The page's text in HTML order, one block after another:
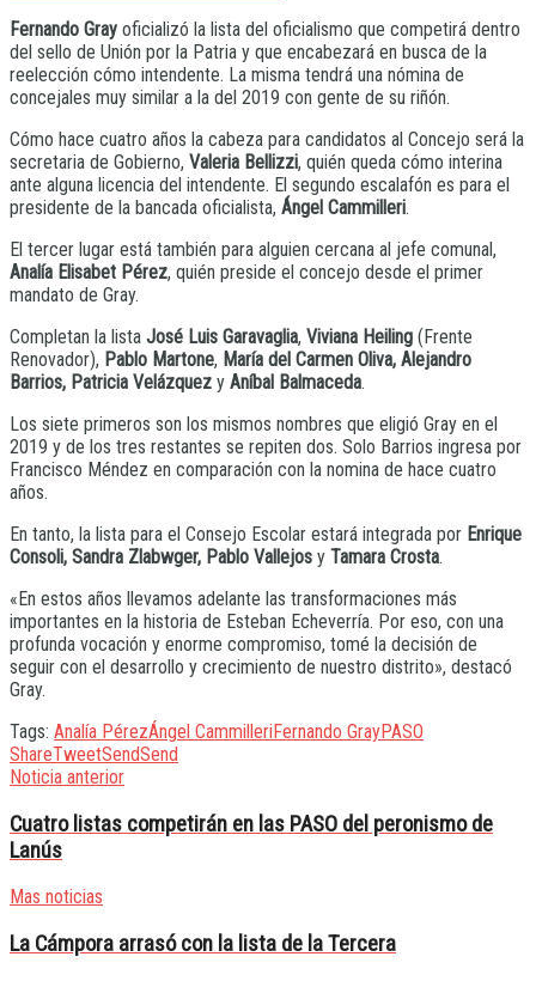
Fernando Gray oficializó la lista del oficialismo que competirá dentro
del sello de Unión por la Patria y que encabezará en busca de la
reelección cómo intendente. La misma tendrá una nómina de
concejales muy similar a la del 2019 con gente de su riñón.
Cómo hace cuatro años la cabeza para candidatos al Concejo será la
secretaria de Gobierno, Valeria Bellizzi, quién queda cómo interina
ante alguna licencia del intendente. El segundo escalafón es para el
presidente de la bancada oficialista, Ángel Cammilleri.
El tercer lugar está también para alguien cercana al jefe comunal,
Analía Elisabet Pérez, quién preside el concejo desde el primer
mandato de Gray.
Completan la lista José Luis Garavaglia, Viviana Heiling (Frente
Renovador), Pablo Martone, María del Carmen Oliva, Alejandro
Barrios, Patricia Velázquez y Aníbal Balmaceda.
Los siete primeros son los mismos nombres que eligió Gray en el
2019 y de los tres restantes se repiten dos. Solo Barrios ingresa por
Francisco Méndez en comparación con la nomina de hace cuatro
años.
En tanto, la lista para el Consejo Escolar estará integrada por Enrique
Consoli, Sandra Zlabwger, Pablo Vallejos y Tamara Crosta.
«En estos años llevamos adelante las transformaciones más
importantes en la historia de Esteban Echeverría. Por eso, con una
profunda vocación y enorme compromiso, tomé la decisión de
seguir con el desarrollo y crecimiento de nuestro distrito», destacó
Gray.
Tags: Analía PérezÁngel CammilleriFernando GrayPASO
ShareTweetSendSend
Noticia anterior
Cuatro listas competirán en las PASO del peronismo de
Lanús
Mas noticias
La Cámpora arrasó con la lista de la Tercera